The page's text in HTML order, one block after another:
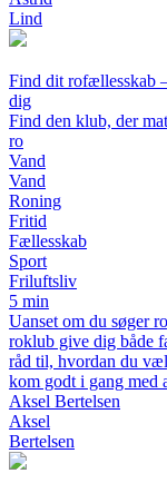
Lind
Find dit rofællesskab
dig
Find den klub, der
ro
Vand
Vand
Roning
Fritid
Fællesskab
Sport
Friluftsliv
5 min
Uanset om du søger
roklub give dig både
råd til, hvordan du
kom godt i gang med
Aksel Bertelsen
Aksel
Bertelsen